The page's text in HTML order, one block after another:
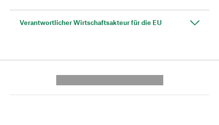
Verantwortlicher Wirtschaftsakteur für die EU